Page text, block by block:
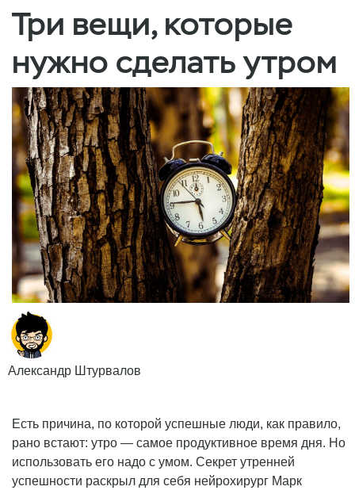
Три вещи, которые
нужно сделать утром
Есть причина, по которой успешные люди, как правило,
рано встают: утро — самое продуктивное время дня. Но
использовать его надо с умом. Секрет утренней
успешности раскрыл для себя нейрохирург Марк
Александр Штурвалов